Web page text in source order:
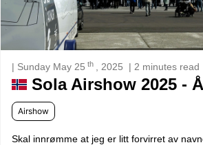
| Sunday May 25 th , 2025 | 2 minutes read
Sola Airshow 2025 -
Airshow
Skal innrømme at jeg er litt forvirret av